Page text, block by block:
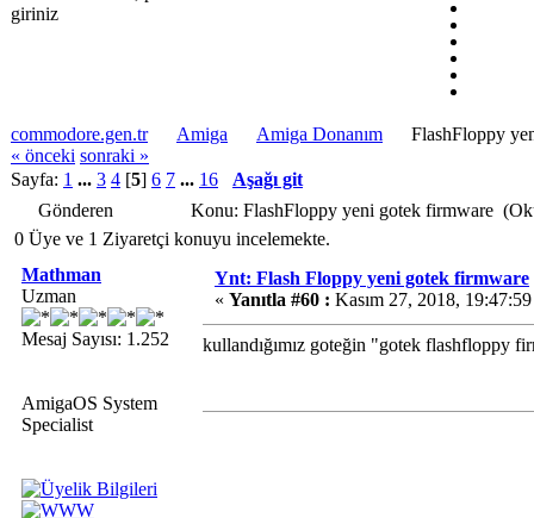
giriniz
commodore.gen.tr Amiga Amiga Donanım
FlashFloppy
« önceki sonraki »
Sayfa: 1 ... 3 4 [5] 6 7 ... 16
Aşağı git
Gönderen
Konu: FlashFloppy yeni gotek firmware
0 Üye ve 1 Ziyaretçi konuyu incelemekte.
Mathman
Uzman
Mesaj Sayısı: 1.252
AmigaOS System
Specialist
Ynt: Flash Floppy yeni gotek firmware
« Yanıtla #60 : Kasım 27, 2018,
kullandığımız goteğin "gotek flashfloppy